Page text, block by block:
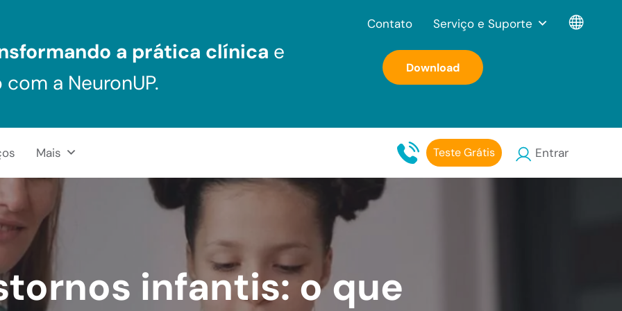
a prática clínica e
a NeuronUP.
Download
Mais Teste Grátis Entrar
Contato Serviço e Suporte
infantis: o que